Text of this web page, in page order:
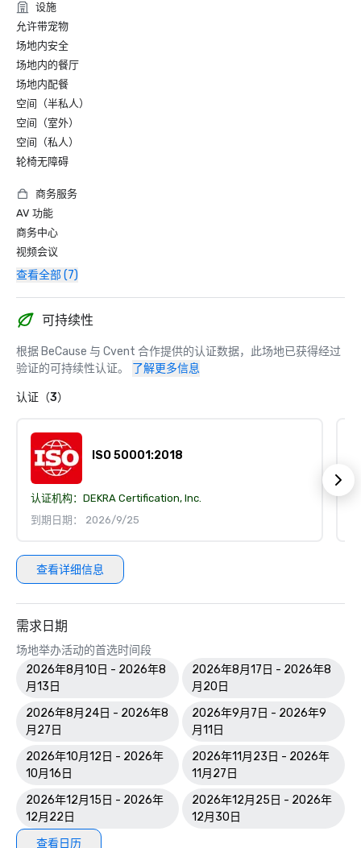
设施
允许带宠物
场地内安全
场地内的餐厅
场地内配餐
空间（半私人）
空间（室外）
空间（私人）
轮椅无障碍
商务服务
AV 功能
商务中心
视频会议
查看全部 (7)
可持续性
根据 BeCause 与 Cvent 合作提供的认证数据，此场地已获得经过
验证的可持续性认证。
了解更多信息
认证（3）
ISO 50001:2018
认证机构： DEKRA Certification, Inc.
到期日期： 2026/9/25
查看详细信息
需求日期
场地举办活动的首选时间段
2026年8月10日 - 2026年8
月13日
2026年8月17日 - 2026年8
月20日
2026年8月24日 - 2026年8
月27日
2026年9月7日 - 2026年9
月11日
2026年10月12日 - 2026年
10月16日
2026年11月23日 - 2026年
11月27日
2026年12月15日 - 2026年
12月22日
2026年12月25日 - 2026年
12月30日
查看日历